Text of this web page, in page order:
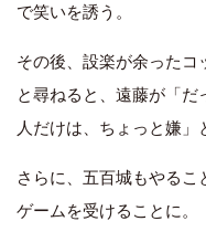
で笑いを誘う。
その後、設楽が余ったコ
と尋ねると、遠藤が「だ
人だけは、ちょっと嫌」
さらに、五百城もやる
ゲームを受けることに